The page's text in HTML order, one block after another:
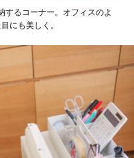
するコーナー。オフィスのよ
にも美しく。